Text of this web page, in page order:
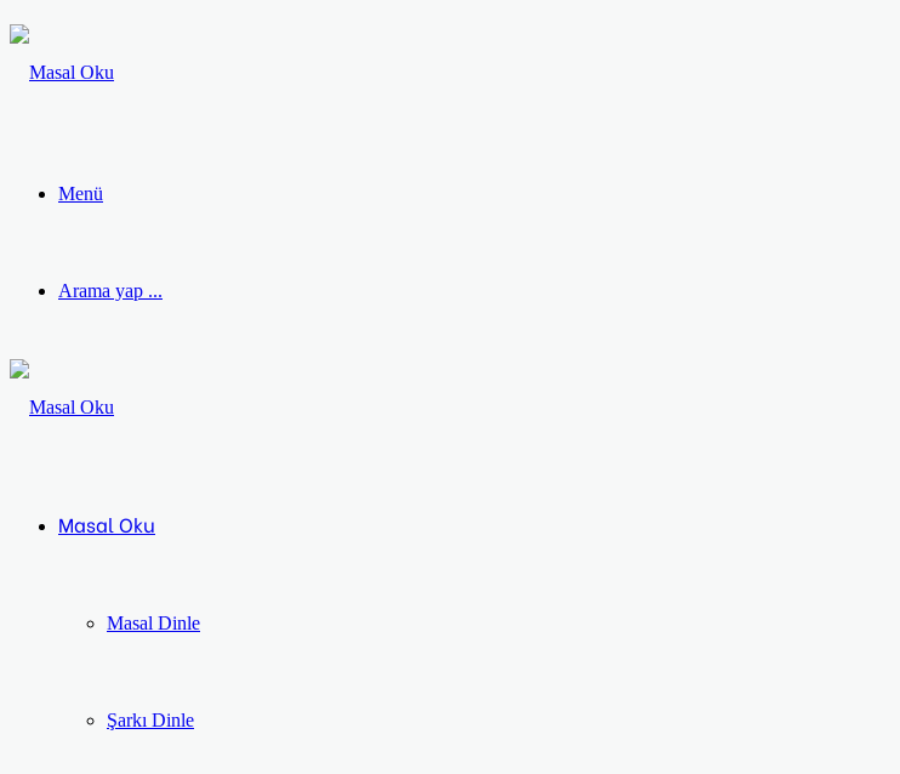
Menü
Arama yap ...
Masal Oku
Masal Dinle
Şarkı Dinle